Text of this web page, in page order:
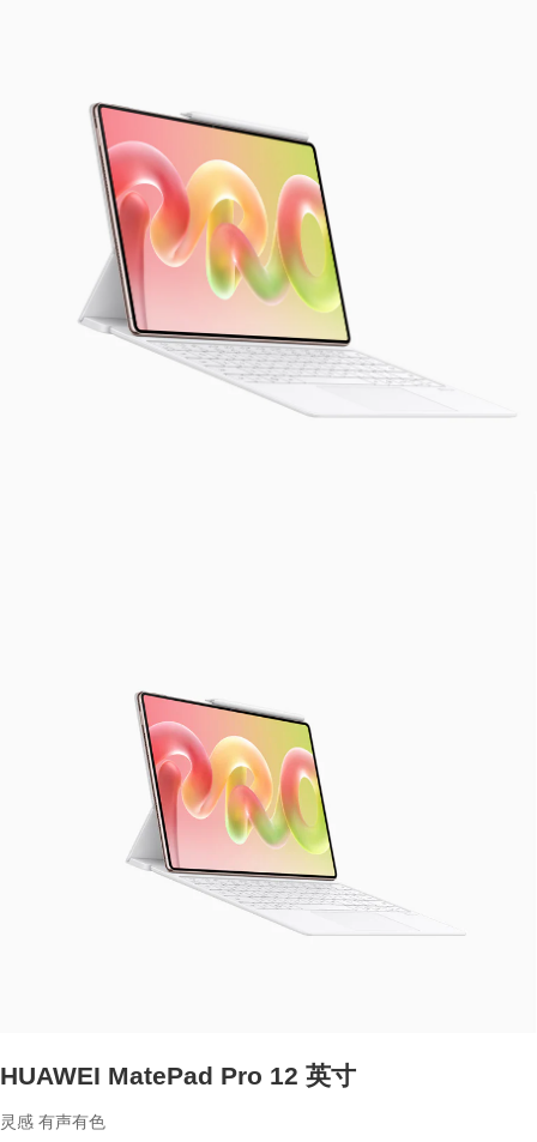
HUAWEI MatePad Pro 12 英寸
灵感 有声有色